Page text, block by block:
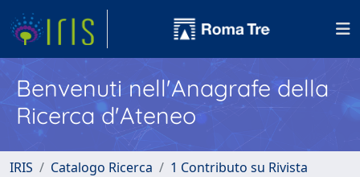
Benvenuti nell'Anagrafe della
Ricerca d'Ateneo
IRIS Catalogo Ricerca
1 Contributo su Rivista